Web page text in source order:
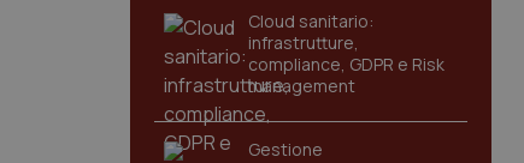
Cloud sanitario:
infrastrutture,
compliance, GDPR e Risk
management
Gestione